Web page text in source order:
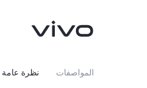
نظرة عامة المواصفات